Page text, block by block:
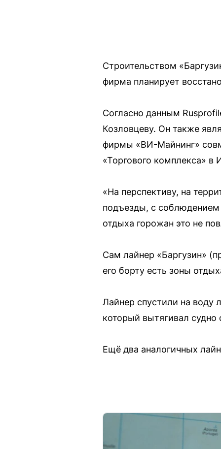
Строительством
фирма планирует
Согласно данным
Козловцеву. Он также
фирмы «ВИ-Майнинг»
«Торгового комплекса» в
«На перспективу, на
подъезды, с
отдыха горожан это не
Сам лайнер «Баргузин»
его борту есть зоны
Лайнер спустили на воду
который вытягивал судно
Ещё два аналогичных